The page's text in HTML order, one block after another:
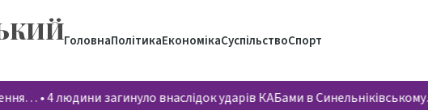
ГоловнаПолітикаЕкономікаСуспільствоСпорт
•4 людини загинуло внаслідок ударів КАБами в